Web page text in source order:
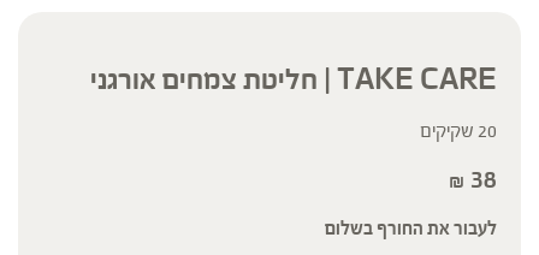
TAKE CARE | חליטת צמחים אורגני
20 שקיקים
₪ 38
לעבור את החורף בשלום